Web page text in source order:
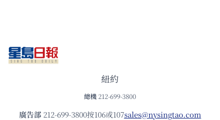
紐約
總機 212-699-3800
廣告部212-699-3800按106或107sales@nysingtao.com